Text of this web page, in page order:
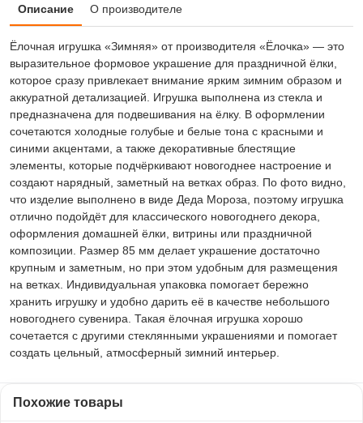
Описание О производителе
Ёлочная игрушка «Зимняя» от производителя «Ёлочка» — это
выразительное формовое украшение для праздничной ёлки,
которое сразу привлекает внимание ярким зимним образом и
аккуратной детализацией. Игрушка выполнена из стекла и
предназначена для подвешивания на ёлку. В оформлении
сочетаются холодные голубые и белые тона с красными и
синими акцентами, а также декоративные блестящие
элементы, которые подчёркивают новогоднее настроение и
создают нарядный, заметный на ветках образ. По фото видно,
что изделие выполнено в виде Деда Мороза, поэтому игрушка
отлично подойдёт для классического новогоднего декора,
оформления домашней ёлки, витрины или праздничной
композиции. Размер 85 мм делает украшение достаточно
крупным и заметным, но при этом удобным для размещения
на ветках. Индивидуальная упаковка помогает бережно
хранить игрушку и удобно дарить её в качестве небольшого
новогоднего сувенира. Такая ёлочная игрушка хорошо
сочетается с другими стеклянными украшениями и помогает
создать цельный, атмосферный зимний интерьер.
Похожие товары